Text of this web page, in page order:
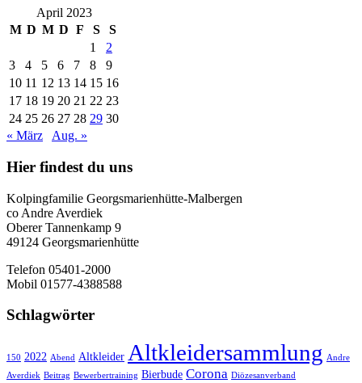
April 2023
M D M D F S
S
1
2
3
4 5 6 7 8
9
10 11 12 13 14 15 16
17 18 19 20 21 22 23
24 25 26 27 28 29 30
« März
Aug. »
Hier findest du uns
Kolpingfamilie Georgsmarienhütte-Malbergen
co Andre Averdiek
Oberer Tannenkamp 9
49124 Georgsmarienhütte
Telefon 05401-2000
Mobil 01577-4388588
Schlagwörter
150 2022 Abend Altkleider Altkleidersammlung Andre
Averdiek Beitrag Bewerbertraining Bierbude Corona Diözesanverband